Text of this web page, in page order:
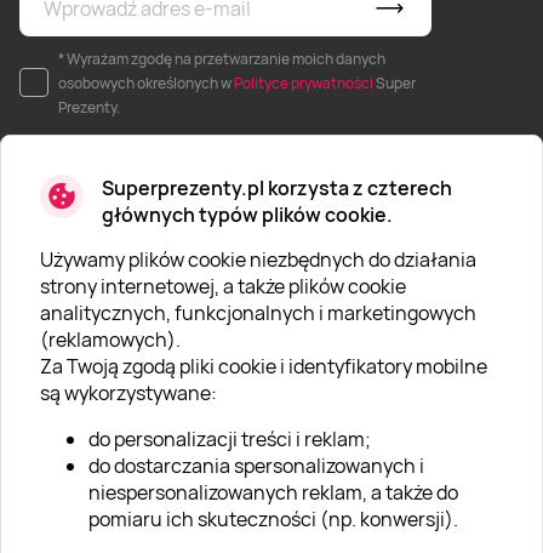
Superprezenty.pl korzysta z czterech
głównych typów plików cookie.
Używamy plików cookie niezbędnych do działania
strony internetowej, a także plików cookie
analitycznych, funkcjonalnych i marketingowych
(reklamowych).
Za Twoją zgodą pliki cookie i identyfikatory mobilne
są wykorzystywane:
do personalizacji treści i reklam;
do dostarczania spersonalizowanych i
niespersonalizowanych reklam, a także do
pomiaru ich skuteczności (np. konwersji).
* Wyrażam zgodę na przetwarzanie moich danych
osobowych określonych wPolityce prywatnościSuper
Prezenty.
O SUPERPREZENTY
O nas
Aktualności
Kariera w Super Prezentach
Klub Lojalnościowy